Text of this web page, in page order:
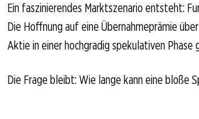
Ein faszinierendes Marktszenario entsteht:
Die Hoffnung auf eine Übernahmeprämie
Aktie in einer hochgradig spekulativen Phase
Die Frage bleibt: Wie lange kann eine bloße